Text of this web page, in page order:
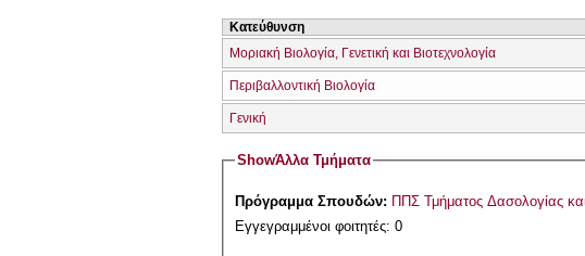
Κατεύθυνση
Μοριακή Βιολογία, Γενετική και Βιοτεχνολογία
Περιβαλλοντική Βιολογία
Γενική
ShowΆλλα Τμήματα
Πρόγραμμα Σπουδών: ΠΠΣ Τμήματος Δασολογίας
Εγγεγραμμένοι φοιτητές: 0